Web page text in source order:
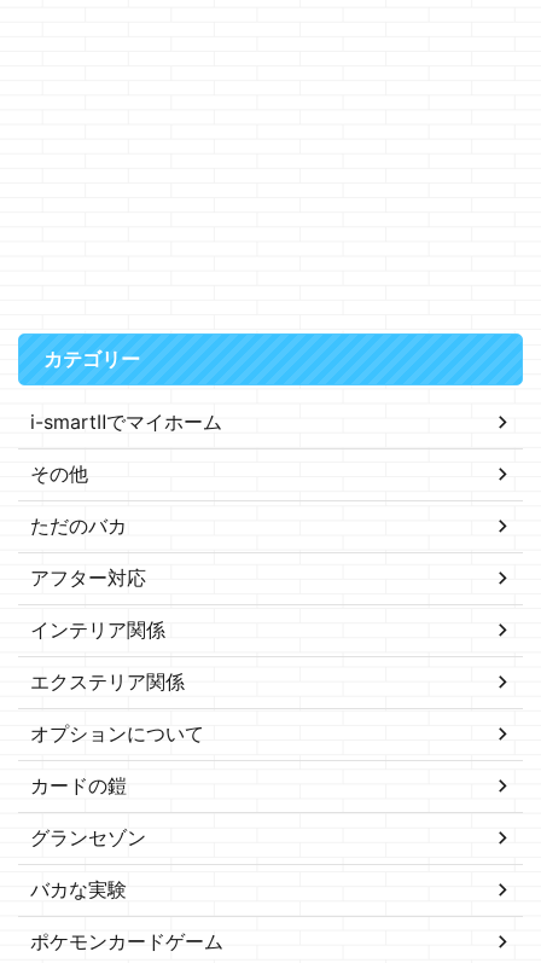
カテゴリー
i-smartⅡでマイホーム
その他
ただのバカ
アフター対応
インテリア関係
エクステリア関係
オプションについて
カードの鎧
グランセゾン
バカな実験
ポケモンカードゲーム